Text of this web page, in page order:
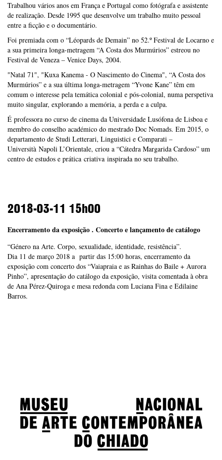
Trabalhou vários anos em França e Portugal como fotógrafa e assistente
de realização. Desde 1995 que desenvolve um trabalho muito pessoal
entre a ficção e o documentário.
Foi premiada com o “Léopards de Demain” no 52.º Festival de Locarno e
a sua primeira longa-metragem “A Costa dos Murmúrios” estreou no
Festival de Veneza – Venice Days, 2004.
"Natal 71", "Kuxa Kanema - O Nascimento do Cinema", “A Costa dos
Murmúrios” e a sua última longa-metragem “Yvone Kane” têm em
comum o interesse pela temática colonial e pós-colonial, numa perspetiva
muito singular, explorando a memória, a perda e a culpa.
É professora no curso de cinema da Universidade Lusófona de Lisboa e
membro do conselho académico do mestrado Doc Nomads. Em 2015, o
departamento de Studi Letterari, Linguistici e Comparati –
Università Napoli L’Orientale, criou a “Cátedra Margarida Cardoso” um
centro de estudos e prática criativa inspirada no seu trabalho.
2018-03-11 15h00
Encerramento da exposição . Concerto e lançamento de catálogo
“Género na Arte. Corpo, sexualidade, identidade, resistência”.
Dia 11 de março 2018 a partir das 15:00 horas, encerramento da
exposição com concerto dos “Vaiapraia e as Rainhas do Baile + Aurora
Pinho”, apresentação do catálogo da exposição, visita comentada à obra
de Ana Pérez-Quiroga e mesa redonda com Luciana Fina e Edilaine
Barros.